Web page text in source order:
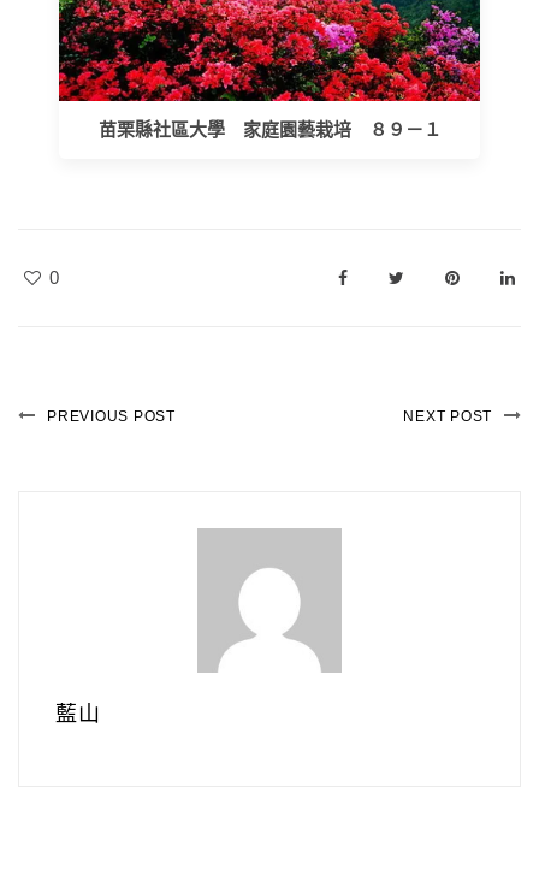
苗栗縣社區大學 家庭園藝栽培 ８９－１
0
PREVIOUS POST NEXT POST
藍山